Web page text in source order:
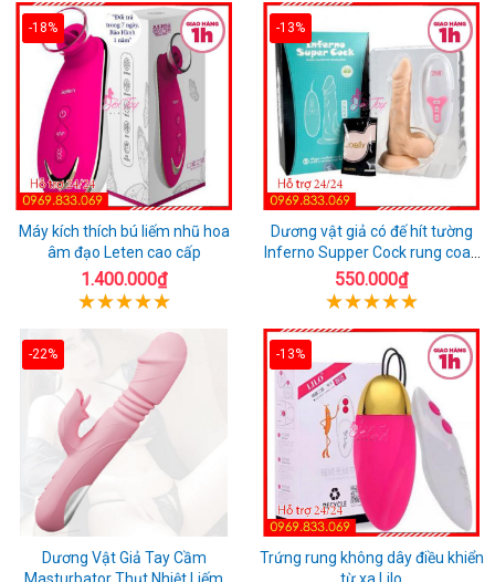
-18%
Máy kích thích bú liếm nhũ hoa
âm đạo Leten cao cấp
1.400.000₫
-13%
Dương vật giả có đế hít tường
Inferno Supper Cock rung coay
7 chế độ
550.000₫
-22%
Dương Vật Giả Tay Cầm
Masturbator Thụt Nhiệt Liếm
-13%
Trứng rung không dây điều khiển
từ xa Lilo